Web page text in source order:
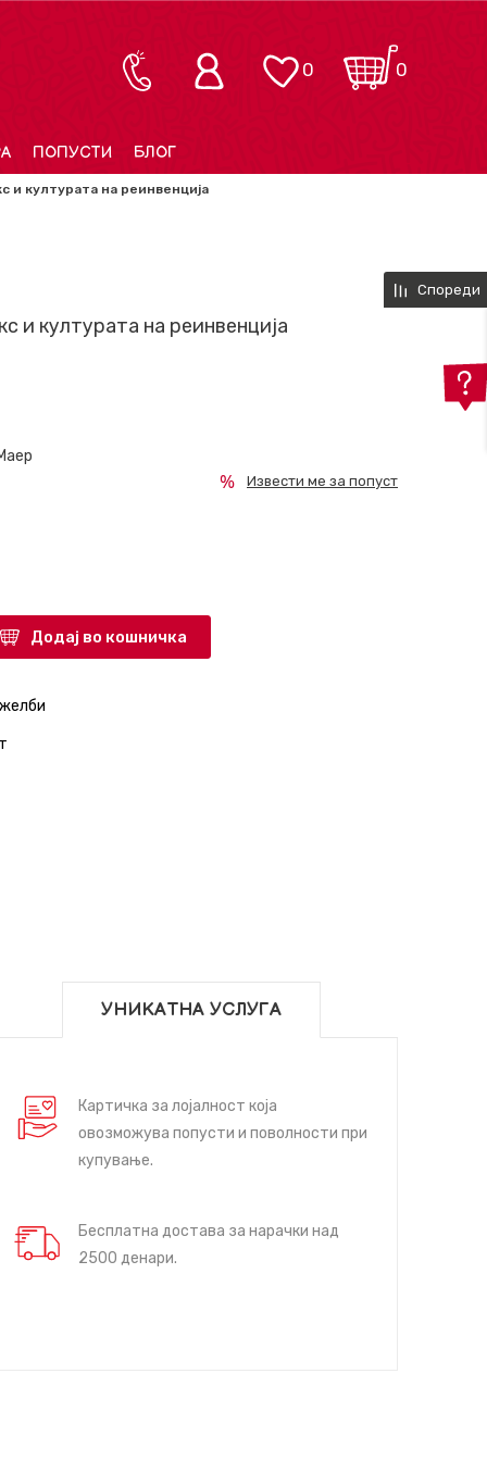
0
0
ПОПУСТИ БЛОГ
и културата на реинвенција
и културата на реинвенција
Извести ме за попуст
Додај во кошничка
УНИКАТНА УСЛУГА
Картичка за лојалност која
овозможува попусти и поволности при
купување.
Бесплатна достава за нарачки над
2500 денари.
Спореди